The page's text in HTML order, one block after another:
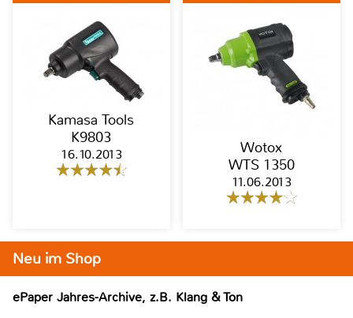
Kamasa Tools
K9803
16.10.2013
Wotox
WTS 1350
11.06.2013
Neu im Shop
ePaper Jahres-Archive, z.B. Klang & Ton